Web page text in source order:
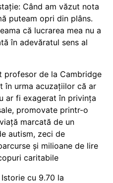
Când am văzut nota
puteam opri din plâns.
că lucrarea mea nu a
în adevăratul sens al
profesor de la Cambridge
în urma acuzațiilor că ar
ar fi exagerat în privința
promovate printr-o
marcată de un
autism, zeci de
și milioane de lire
caritabile
cu 9.70 la